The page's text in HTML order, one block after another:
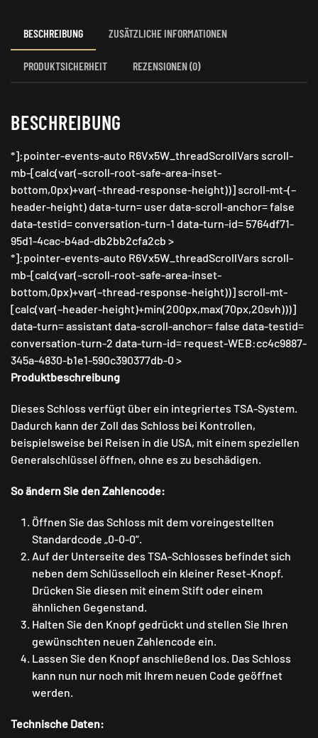
BESCHREIBUNG ZUSÄTZLICHE INFORMATIONEN
PRODUKTSICHERHEIT REZENSIONEN (0)
BESCHREIBUNG
*]:pointer-events-auto R6Vx5W_threadScrollVars scroll-
mb-[calc(var(–scroll-root-safe-area-inset-
bottom,0px)+var(–thread-response-height))] scroll-mt-(–
header-height) data-turn= user data-scroll-anchor= false
data-testid= conversation-turn-1 data-turn-id= 5764df71-
95d1-4cac-b4ad-db2bb2cfa2cb >
*]:pointer-events-auto R6Vx5W_threadScrollVars scroll-
mb-[calc(var(–scroll-root-safe-area-inset-
bottom,0px)+var(–thread-response-height))] scroll-mt-
[calc(var(–header-height)+min(200px,max(70px,20svh)))]
data-turn= assistant data-scroll-anchor= false data-testid=
conversation-turn-2 data-turn-id= request-WEB:cc4c9887-
345a-4830-b1e1-590c390377db-0 >
Produktbeschreibung
Dieses Schloss verfügt über ein integriertes TSA-System.
Dadurch kann der Zoll das Schloss bei Kontrollen,
beispielsweise bei Reisen in die USA, mit einem speziellen
Generalschlüssel öffnen, ohne es zu beschädigen.
So ändern Sie den Zahlencode:
Öffnen Sie das Schloss mit dem voreingestellten
Standardcode „0-0-0“.
Auf der Unterseite des TSA-Schlosses befindet sich
neben dem Schlüsselloch ein kleiner Reset-Knopf.
Drücken Sie diesen mit einem Stift oder einem
ähnlichen Gegenstand.
Halten Sie den Knopf gedrückt und stellen Sie Ihren
gewünschten neuen Zahlencode ein.
Lassen Sie den Knopf anschließend los. Das Schloss
kann nun nur noch mit Ihrem neuen Code geöffnet
werden.
Technische Daten: